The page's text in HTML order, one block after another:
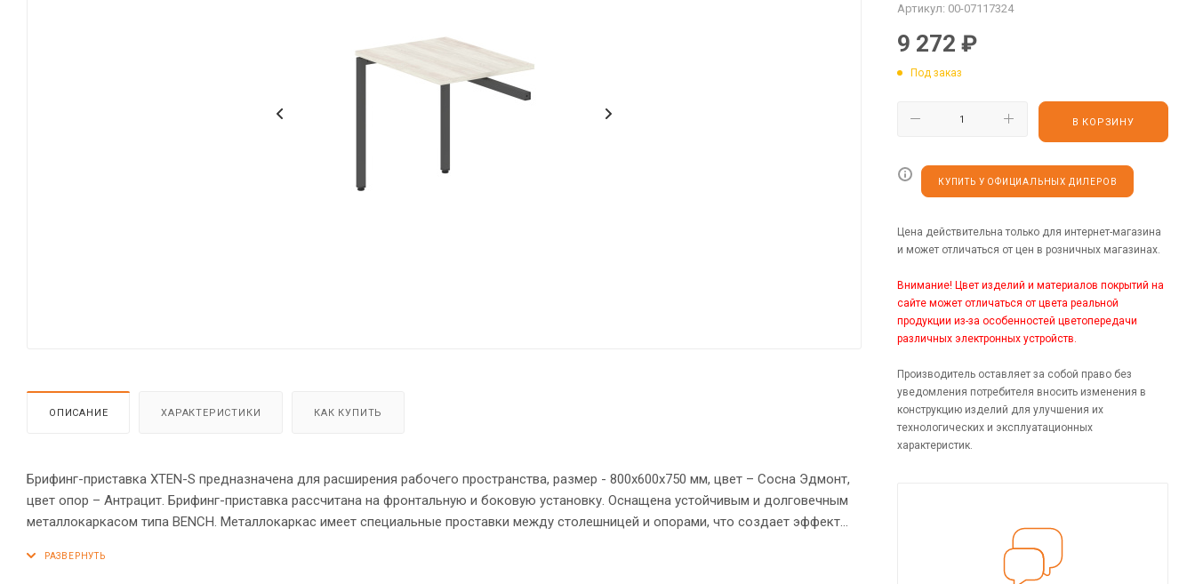
ОПИСАНИЕ ХАРАКТЕРИСТИКИ КАК КУПИТЬ
Брифинг-приставка XTEN-S предназначена для расширения рабочего пространства, размер - 800х600х750 мм, цвет – Сосна Эдмонт,
цвет опор – Антрацит. Брифинг-приставка рассчитана на фронтальную и боковую установку. Оснащена устойчивым и долговечным
металлокаркасом типа BENCH. Металлокаркас имеет специальные проставки между столешницей и опорами, что создает эффект
столешница 25 мм. Надежная защита торцов всех элементов - кромка ПВХ 2 мм. Регулируемые опоры обеспечат столу устойчивость
Артикул: 00-07117324
9 272 ₽
Под заказ
В КОРЗИНУ
КУПИТЬ У ОФИЦИАЛЬНЫХ ДИЛЕРОВ
Цена действительна только для интернет-магазина
и может отличаться от цен в розничных магазинах.
Внимание! Цвет изделий и материалов покрытий на
сайте может отличаться от цвета реальной
продукции из-за особенностей цветопередачи
различных электронных устройств.
Производитель оставляет за собой право без
уведомления потребителя вносить изменения в
конструкцию изделий для улучшения их
технологических и эксплуатационных
характеристик.